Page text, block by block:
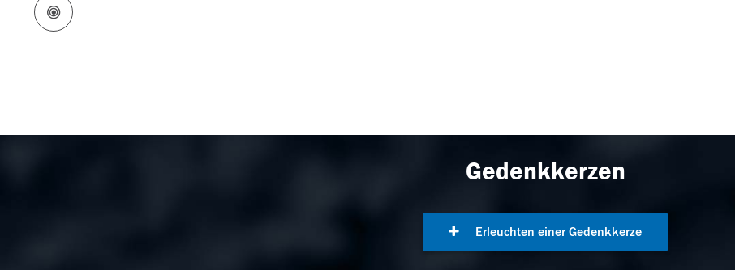
Gedenkkerzen
Erleuchten einer Gedenkkerze